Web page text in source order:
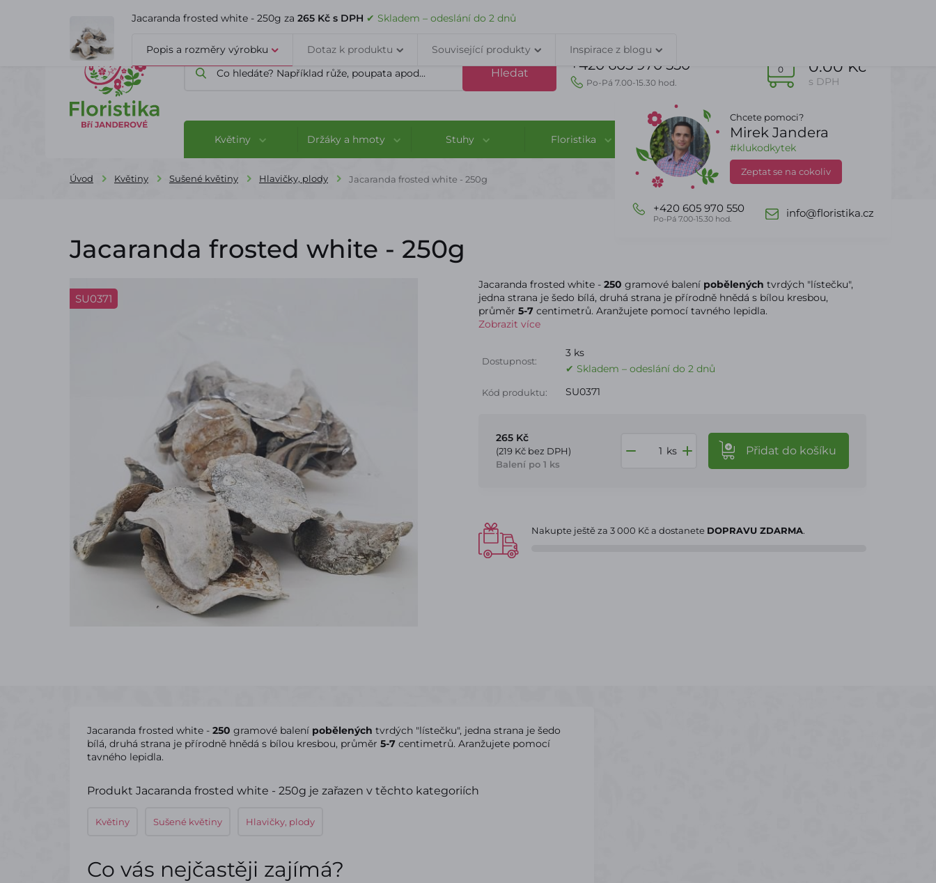
ÚVOD O FIRMĚ BLOG VELKOOBCHOD DOPRAVA A PLATBA
Hledat +420 605 970 550
Po-Pá 7.00-15.30 hod.
0 0.00 Kč
s DPH
Květiny Držáky a hmoty Stuhy Floristika Dle sezony DealZone
Úvod Květiny Sušené květiny Hlavičky, plody Jacaranda frosted white - 250g
Jacaranda frosted white - 250g
SU0371
Jacaranda frosted white - 250 gramové balení pobělených tvrdých "lístečku",
jedna strana je šedo bílá, druhá strana je přírodně hnědá s bílou kresbou,
průměr 5-7 centimetrů. Aranžujete pomocí tavného lepidla.
Zobrazit více
Dostupnost:
3 ks
✔ Skladem – odeslání do 2 dnů
Kód produktu: SU0371
265 Kč
(219 Kč bez DPH)
Balení po 1 ks
ks Přidat do košíku
Nakupte ještě za 3 000 Kča dostanete DOPRAVU ZDARMA.
Jacaranda frosted white - 250g za 265 Kč s DPH ✔ Skladem – odeslání do 2 dnů
Popis a rozměry výrobku Dotaz k produktu Související produkty Inspirace z blogu
Jacaranda frosted white - 250 gramové balení pobělených tvrdých "lístečku", jedna strana je šedo
bílá, druhá strana je přírodně hnědá s bílou kresbou, průměr 5-7 centimetrů. Aranžujete pomocí
tavného lepidla.
Produkt Jacaranda frosted white - 250g je zařazen v těchto kategoriích
Květiny Sušené květiny Hlavičky, plody
Co vás nejčastěji zajímá?
Chcete pomoci?
Mirek Jandera
#klukodkytek
Zeptat se na cokoliv
+420 605 970 550
Po-Pá 7.00-15.30 hod. info@floristika.cz